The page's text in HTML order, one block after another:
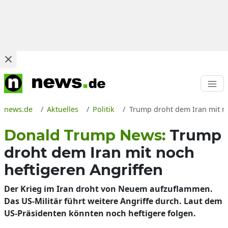
news.de Aktuelles Politik Trump droht dem Iran mit
Donald Trump News: Trump
droht dem Iran mit noch
heftigeren Angriffen
Der Krieg im Iran droht von Neuem aufzuflammen.
Das US-Militär führt weitere Angriffe durch. Laut dem
US-Präsidenten könnten noch heftigere folgen.